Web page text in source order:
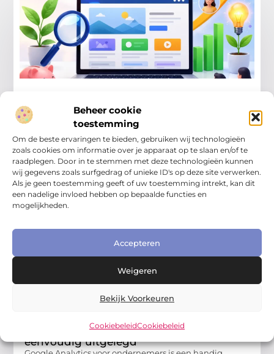
Beheer cookie
toestemming
Om de beste ervaringen te bieden, gebruiken wij technologieën
zoals cookies om informatie over je apparaat op te slaan en/of te
raadplegen. Door in te stemmen met deze technologieën kunnen
wij gegevens zoals surfgedrag of unieke ID's op deze site verwerken.
Als je geen toestemming geeft of uw toestemming intrekt, kan dit
een nadelige invloed hebben op bepaalde functies en
mogelijkheden.
Accepteren
Weigeren
Bekijk Voorkeuren
CookiebeleidCookiebeleid
Website bezoekers verhogen zonder
grote marketingkosten
Meer websitebezoekers krijgen is voor veel
ondernemers een belangrijk doel. Je website kan er
professioneel uitzien, maar als bijna niemand hem
bezoekt, levert hij weinig
Online Zichtbaarheid Bedrijf
Google Analytics voor ondernemers
eenvoudig uitgelegd